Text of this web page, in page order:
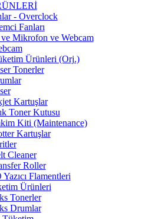
- Overclock
Fanları
Mikrofon ve Webcam
Ürünleri (Orj.)
Tonerler
Kartuşlar
Toner Kutusu
Kiti (Maintenance)
Kartuşlar
Cleaner
Roller
Yazıcı Flamentleri
Ürünleri
Tonerler
Drumlar